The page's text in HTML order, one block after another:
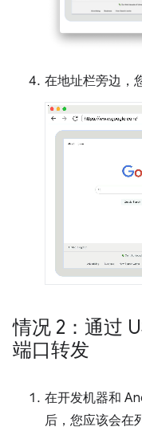
在地址栏旁边，
情况 2：通过
端口转发
在开发机器和
后，您应该会在